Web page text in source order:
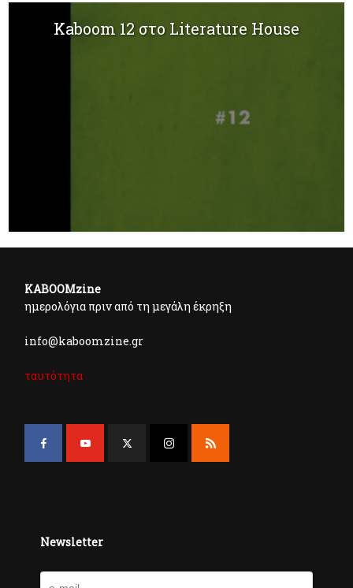
Kaboom 12 στο Literature House
KABOOMzine
ημερολόγια πριν από τη μεγάλη έκρηξη
info@kaboomzine.gr
ταυτότητα
Newsletter